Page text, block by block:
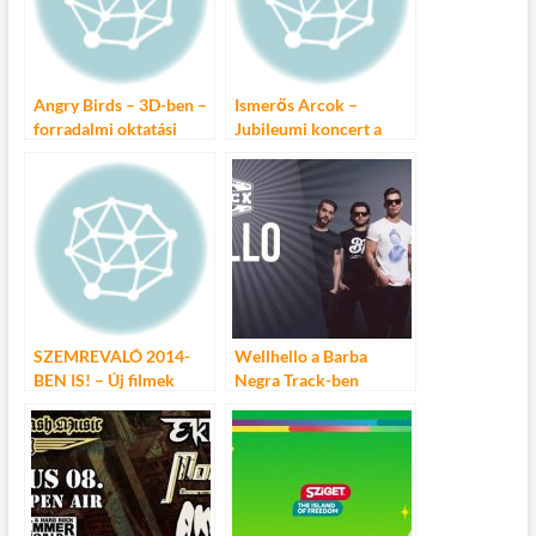
Angry Birds – 3D-ben –
forradalmi oktatási
Ismerős Arcok –
Jubileumi koncert a
SZEMREVALÓ 2014-
BEN IS! – Új filmek
Németországból
Wellhello a Barba
Negra Track-ben